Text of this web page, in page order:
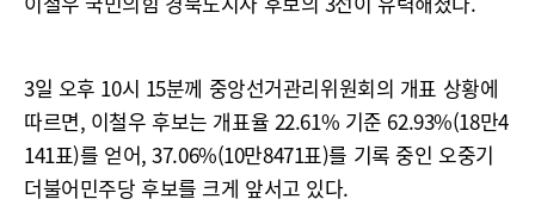
3일 오후 10시 15분께 중앙선거관리위원회의 개표 상황에
따르면, 이철우 후보는 개표율 22.61% 기준 62.93%(18만4
141표)를 얻어, 37.06%(10만8471표)를 기록 중인 오중기
더불어민주당 후보를 크게 앞서고 있다.